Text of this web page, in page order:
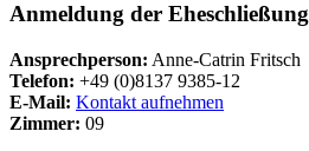
Anmeldung der Eheschließung
Ansprechperson: Anne-Catrin Fritsch
Telefon: +49 (0)8137 9385-12
E-Mail: Kontakt aufnehmen
Zimmer: 09